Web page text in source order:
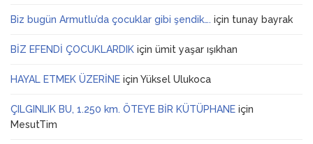
Biz bugün Armutlu’da çocuklar gibi şendik…. için tunay bayrak
BİZ EFENDİ ÇOCUKLARDIK için ümit yaşar ışıkhan
HAYAL ETMEK ÜZERİNE için Yüksel Ulukoca
ÇILGINLIK BU, 1.250 km. ÖTEYE BİR KÜTÜPHANE için
MesutTim